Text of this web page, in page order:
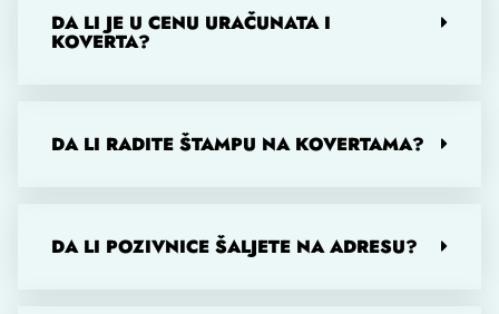
DA LI JE U CENU URAČUNATA I
KOVERTA?
DA LI RADITE ŠTAMPU NA KOVERTAMA?
DA LI POZIVNICE ŠALJETE NA ADRESU?